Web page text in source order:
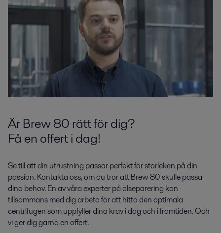
Är Brew 80 rätt för dig?
Få en offert i dag!
Se till att din utrustning passar perfekt för storleken på din
passion. Kontakta oss, om du tror att Brew 80 skulle passa
dina behov. En av våra experter på ölseparering kan
tillsammans med dig arbeta för att hitta den optimala
centrifugen som uppfyller dina krav i dag och i framtiden. Och
vi ger dig gärna en offert.